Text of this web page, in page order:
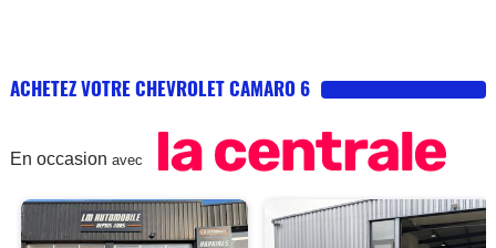
ACHETEZ VOTRE CHEVROLET CAMARO 6
En occasion avec